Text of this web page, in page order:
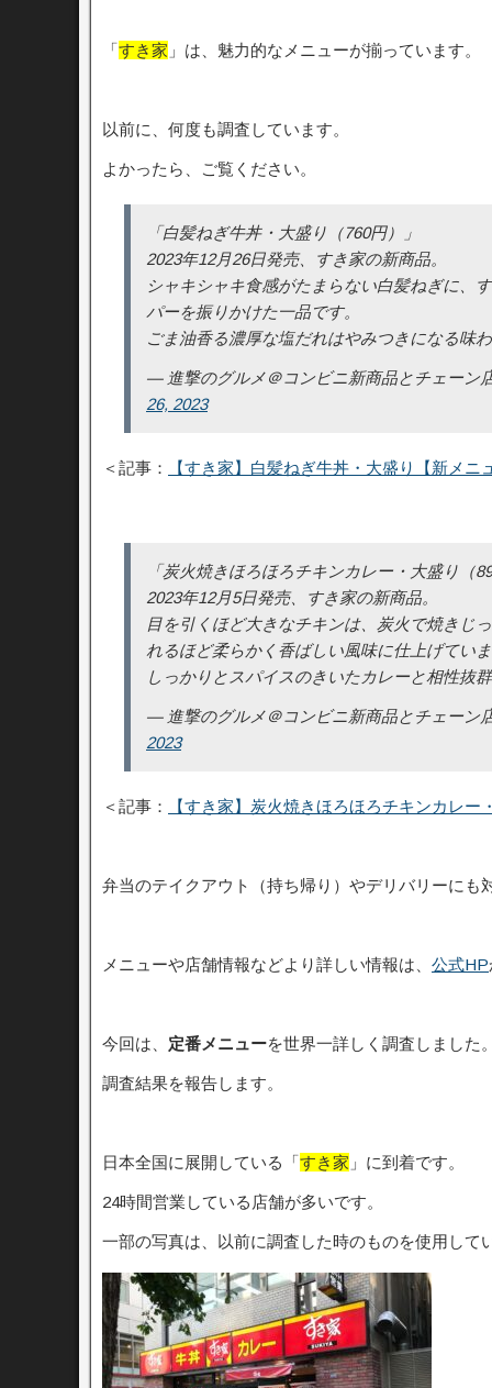
「すき家 」は、魅力的なメニューが揃っています。
以前に、何度も調査しています。
よかったら、ご覧ください。
「白髪ねぎ牛丼・大盛り（760円）」
2023年12月26日発売、すき家の新商品。
シャキシャキ食感がたまらない白髪ねぎに、
パーを振りかけた一品です。
ごま油香る濃厚な塩だれはやみつきになる味
— 進撃のグルメ＠コンビニ新商品とチェーン
26, 2023
＜記事： 【すき家】白髪ねぎ牛丼・大盛り【新メニ
「炭火焼きほろほろチキンカレー・大盛り（
2023年12月5日発売、すき家の新商品。
目を引くほど大きなチキンは、炭火で焼きじ
れるほど柔らかく香ばしい風味に仕上げていま
しっかりとスパイスのきいたカレーと相性抜群
— 進撃のグルメ＠コンビニ新商品とチェーン
2023
＜記事： 【すき家】炭火焼きほろほろチキンカレー
弁当のテイクアウト（持ち帰り）やデリバリーにも
メニューや店舗情報などより詳しい情報は、 公式HP
今回は、 定番メニューを世界一詳しく調査しました。
調査結果を報告します。
日本全国に展開している「すき家 」に到着です。
24時間営業している店舗が多いです。
一部の写真は、以前に調査した時のものを使用して